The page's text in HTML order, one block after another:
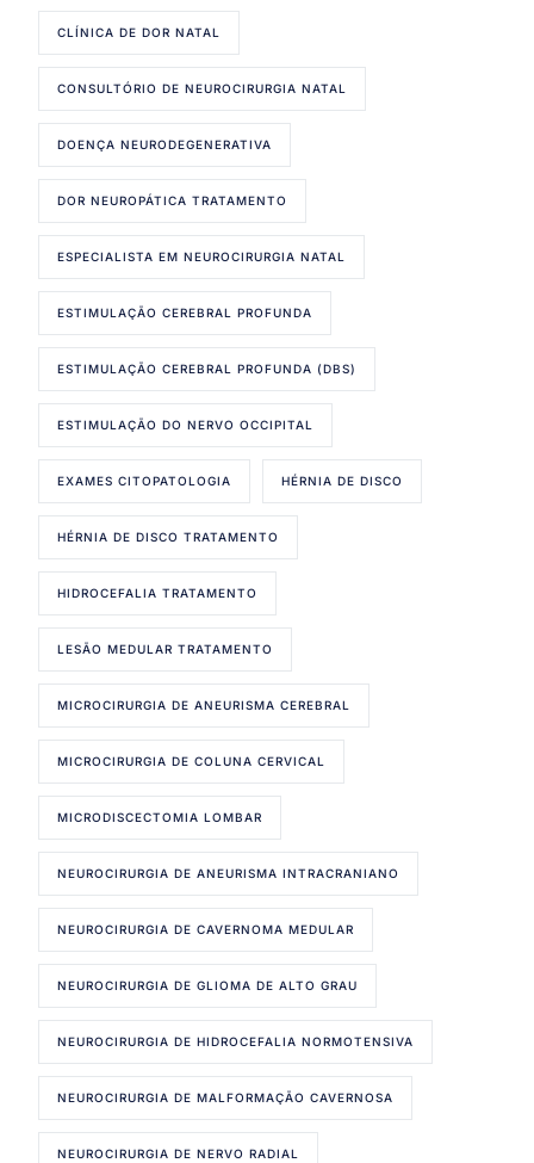
CLÍNICA DE DOR NATAL
CONSULTÓRIO DE NEUROCIRURGIA NATAL
DOENÇA NEURODEGENERATIVA
DOR NEUROPÁTICA TRATAMENTO
ESPECIALISTA EM NEUROCIRURGIA NATAL
ESTIMULAÇÃO CEREBRAL PROFUNDA
ESTIMULAÇÃO CEREBRAL PROFUNDA (DBS)
ESTIMULAÇÃO DO NERVO OCCIPITAL
EXAMES CITOPATOLOGIA HÉRNIA DE DISCO
HÉRNIA DE DISCO TRATAMENTO
HIDROCEFALIA TRATAMENTO
LESÃO MEDULAR TRATAMENTO
MICROCIRURGIA DE ANEURISMA CEREBRAL
MICROCIRURGIA DE COLUNA CERVICAL
MICRODISCECTOMIA LOMBAR
NEUROCIRURGIA DE ANEURISMA INTRACRANIANO
NEUROCIRURGIA DE CAVERNOMA MEDULAR
NEUROCIRURGIA DE GLIOMA DE ALTO GRAU
NEUROCIRURGIA DE HIDROCEFALIA NORMOTENSIVA
NEUROCIRURGIA DE MALFORMAÇÃO CAVERNOSA
NEUROCIRURGIA DE NERVO RADIAL